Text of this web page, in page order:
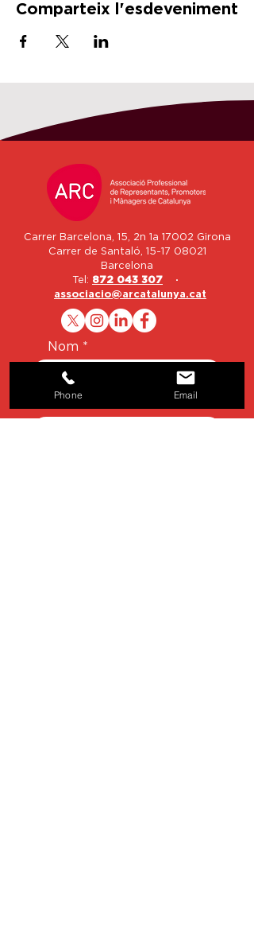
Comparteix l'esdeveniment
Carrer Barcelona, 15, 2n 1a 17002 Girona
Carrer de Santaló, 15-17 08021
Barcelona
Tel: 872 043 307 ·
associacio@arcatalunya.cat
Nom
Phone Email